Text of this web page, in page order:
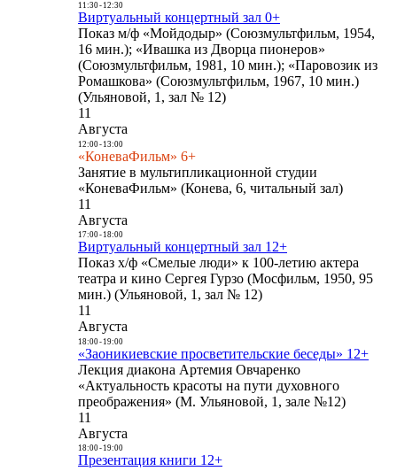
11:30- 12:30
Виртуальный концертный зал 0+
Показ м/ф «Мойдодыр» (Союзмультфильм, 1954,
16 мин.); «Ивашка из Дворца пионеров»
(Союзмультфильм, 1981, 10 мин.); «Паровозик из
Ромашкова» (Союзмультфильм, 1967, 10 мин.)
(Ульяновой, 1, зал № 12)
11
Августа
12:00- 13:00
«КоневаФильм» 6+
Занятие в мультипликационной студии
«КоневаФильм» (Конева, 6, читальный зал)
11
Августа
17:00- 18:00
Виртуальный концертный зал 12+
Показ х/ф «Смелые люди» к 100-летию актера
театра и кино Сергея Гурзо (Мосфильм, 1950, 95
мин.) (Ульяновой, 1, зал № 12)
11
Августа
18:00- 19:00
«Заоникиевские просветительские беседы» 12+
Лекция диакона Артемия Овчаренко
«Актуальность красоты на пути духовного
преображения» (М. Ульяновой, 1, зале №12)
11
Августа
18:00- 19:00
Презентация книги 12+